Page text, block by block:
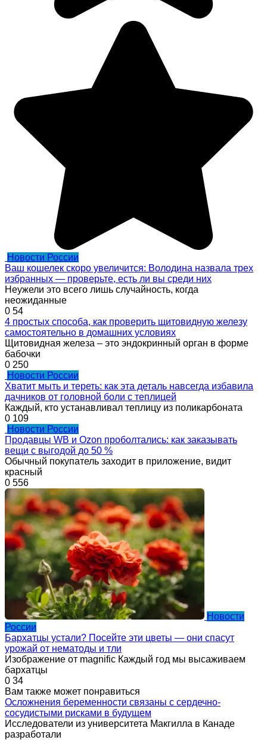
Новости России
Ваш кошелек скоро увеличится: Володина назвала трех
избранных — проверьте, есть ли вы среди них
Неужели это всего лишь случайность, когда
неожиданные
0 54
4 простых способа, как проверить щитовидную железу
самостоятельно в домашних условиях
Щитовидная железа – это эндокринный орган в форме
бабочки
0 250
Новости России
Хватит мыть и тереть: как эта деталь навсегда избавила
дачников от головной боли с теплицей
Каждый, кто устанавливал теплицу из поликарбоната
0 109
Новости России
Продавцы WB и Ozon проболтались: как заказывать
вещи с выгодой до 50 %
Обычный покупатель заходит в приложение, видит
красный
0 556
Новости
России
Бархатцы устали? Посейте эти цветы — они спасут
урожай от нематоды и тли
Изображение от magnific Каждый год мы высаживаем
бархатцы
0 34
Вам также может понравиться
Осложнения беременности связаны с сердечно-
сосудистыми рисками в будущем
Исследователи из университета Макгилла в Канаде
разработали